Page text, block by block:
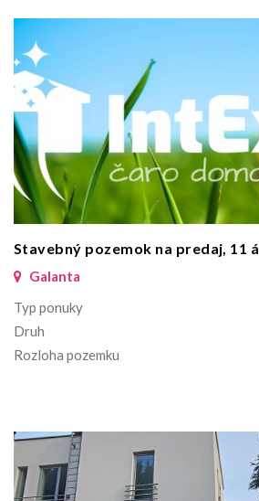
Stavebný pozemok na predaj, 11 á
Galanta
Typ ponuky
Druh
Rozloha pozemku